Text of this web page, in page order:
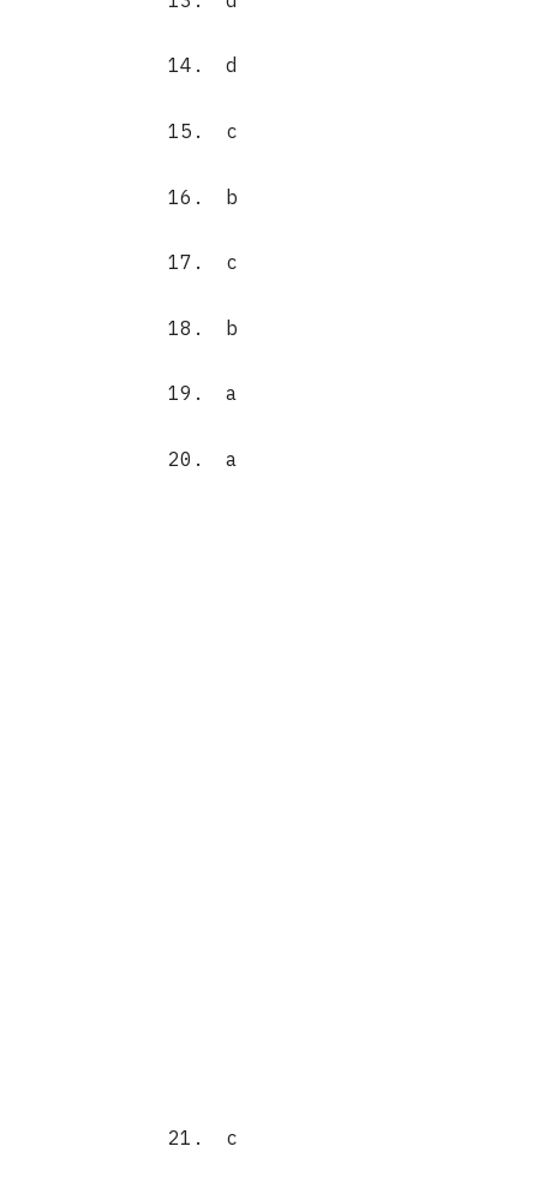
14. d
15. c
16. b
17. c
18. b
19. a
20. a
21. c